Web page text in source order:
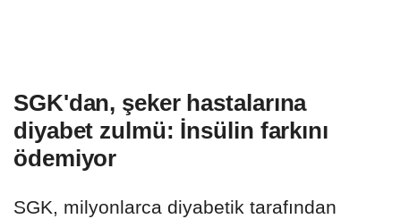
SGK'dan, şeker hastalarına
diyabet zulmü: İnsülin farkını
ödemiyor
SGK, milyonlarca diyabetik tarafından